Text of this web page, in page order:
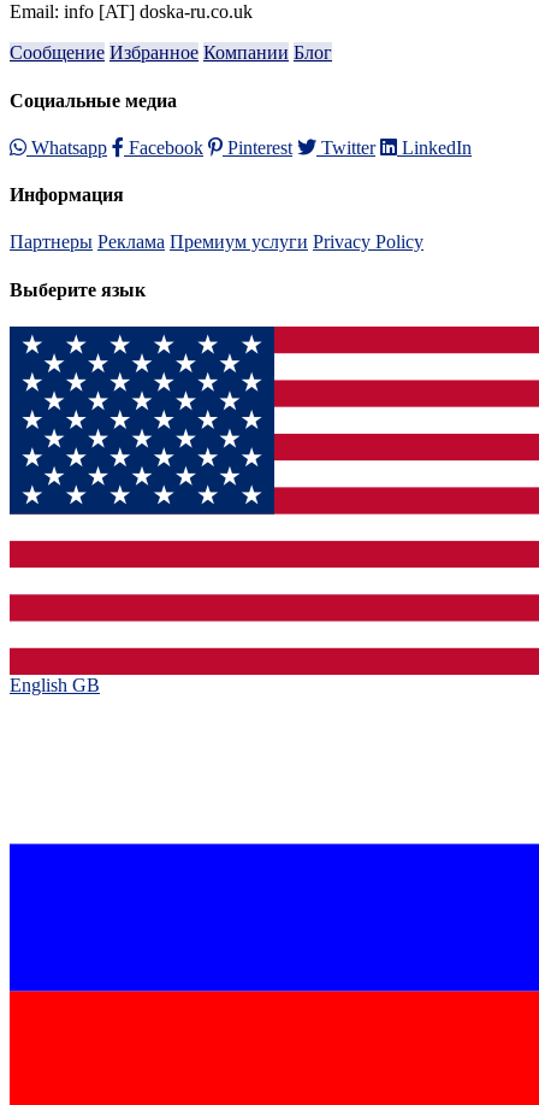
Email: info [AT] doska-ru.co.uk
Сообщение Избранное Компании Блог
Социальные медиа
Whatsapp Facebook Pinterest Twitter LinkedIn
Информация
Партнеры Реклама Премиум услуги Privacy Policy
Выберите язык
English GB‎